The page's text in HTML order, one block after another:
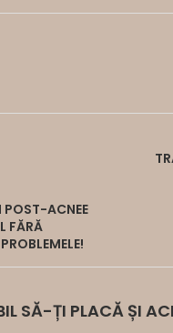
POST-ACNEE
FĂRĂ
SĂ-ȚI PLACĂ ȘI